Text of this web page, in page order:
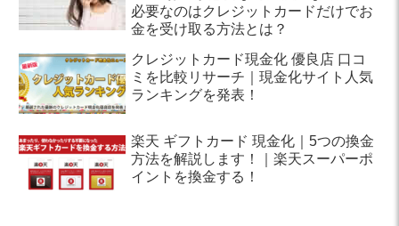
必要なのはクレジットカードだけでお
金を受け取る方法とは？
クレジットカード現金化 優良店 口コ
ミを比較リサーチ｜現金化サイト人気
ランキングを発表！
楽天 ギフトカード 現金化｜5つの換金
方法を解説します！｜楽天スーパーポ
イントを換金する！